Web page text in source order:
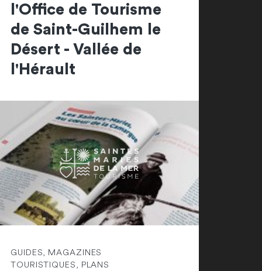
l'Office de Tourisme
de Saint-Guilhem le
Désert - Vallée de
l'Hérault
GUIDES, MAGAZINES
TOURISTIQUES, PLANS